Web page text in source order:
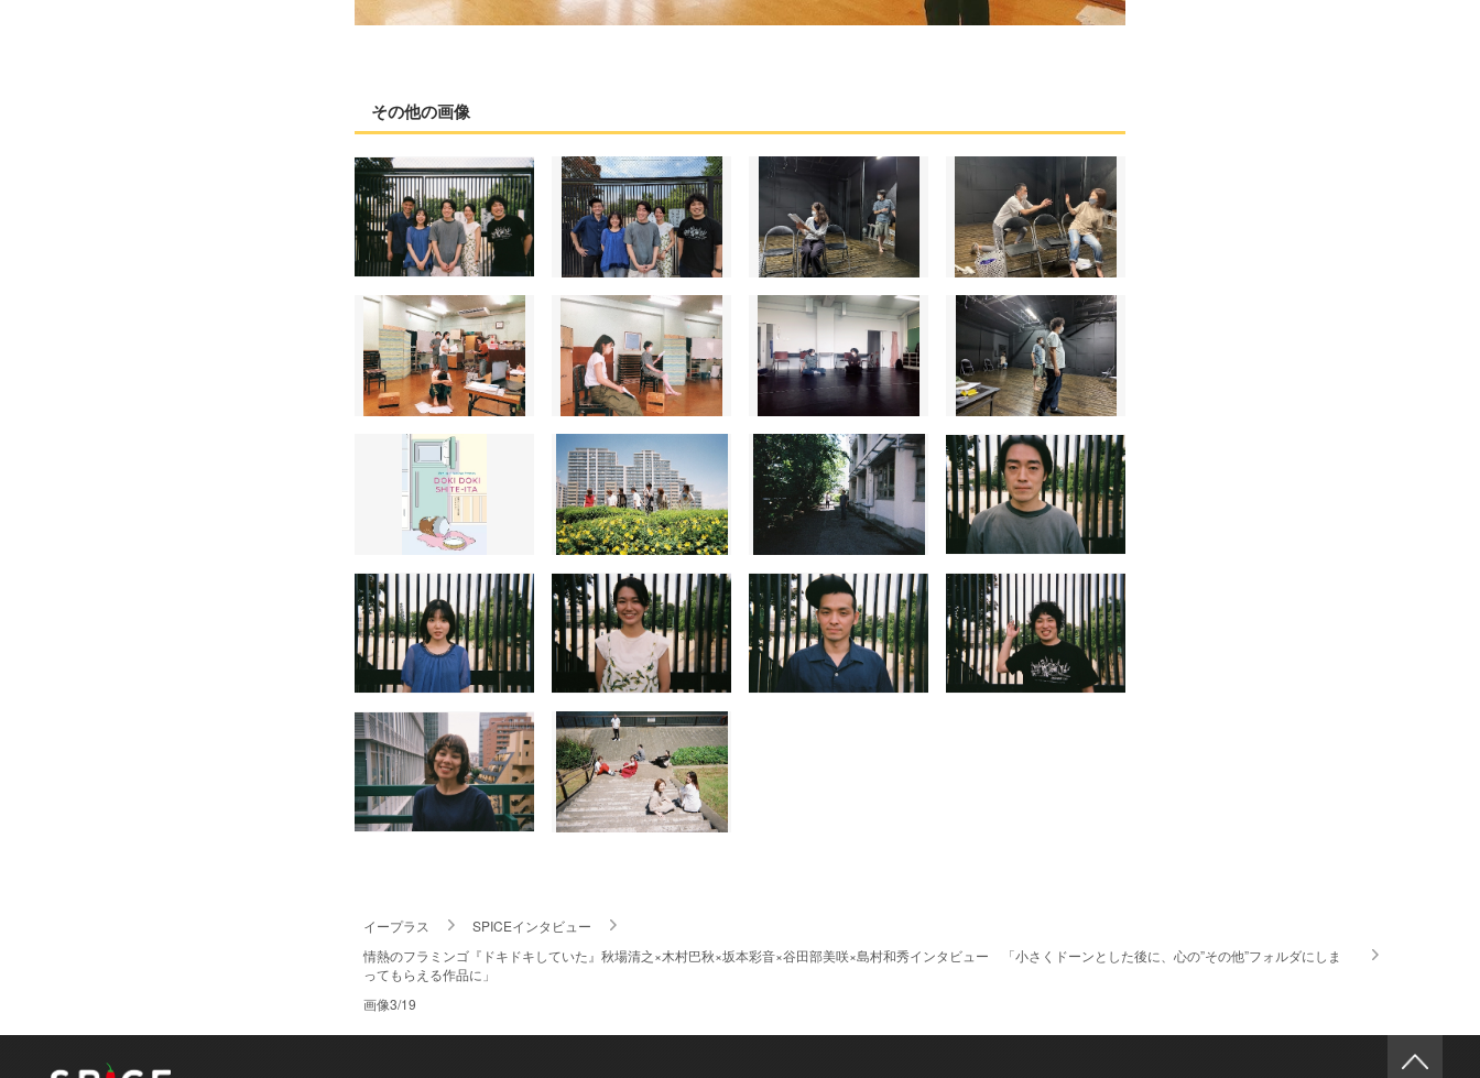
その他の画像
イープラス
SPICEインタビュー
情熱のフラミンゴ『ドキドキしていた』秋場清之×木村巴秋×坂本彩音×谷田部美咲×島村和秀インタビュー 「小さくドーンとした後に、心の”その他”フォルダにしま
ってもらえる作品に」
画像3/19